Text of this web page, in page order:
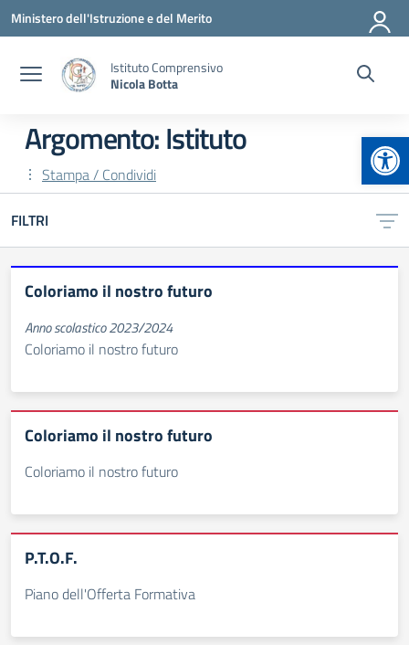
Vai ai contenuti
Vai al menu di navigazione
Vai al footer
Ministero dell'Istruzione e del Merito
Istituto Comprensivo
Nicola Botta
Argomento: Istituto
Stampa / Condividi
FILTRI
Coloriamo il nostro futuro
Anno scolastico 2023/2024
Coloriamo il nostro futuro
Coloriamo il nostro futuro
Coloriamo il nostro futuro
P.T.O.F.
Piano dell'Offerta Formativa